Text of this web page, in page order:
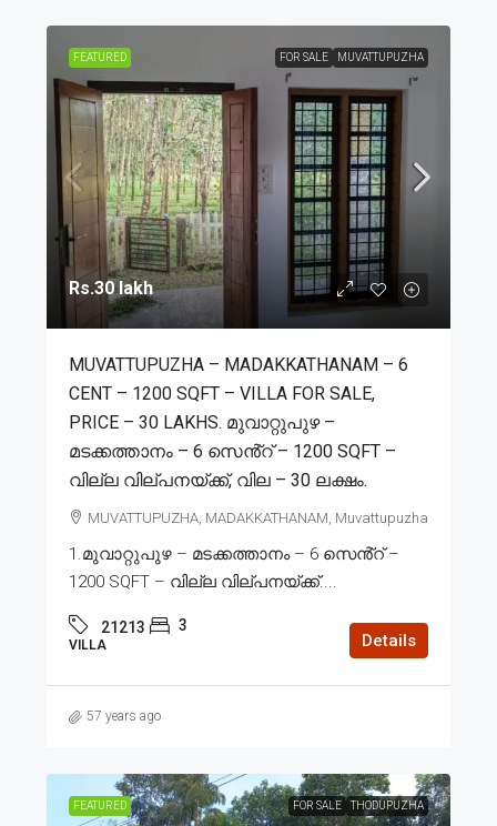
FEATURED FOR SALE MUVATTUPUZHA
Rs.30 lakh
MUVATTUPUZHA – MADAKKATHANAM – 6
CENT – 1200 SQFT – VILLA FOR SALE,
PRICE – 30 LAKHS. മുവാറ്റുപുഴ –
മടക്കത്താനം – 6 സെൻ്റ് – 1200 SQFT –
വില്ല വില്പനയ്ക്ക്, വില – 30 ലക്ഷം.
MUVATTUPUZHA, MADAKKATHANAM, Muvattupuzha
1.മുവാറ്റുപുഴ – മടക്കത്താനം – 6 സെൻ്റ് –
1200 SQFT – വില്ല വില്പനയ്ക്ക്....
21213 3
VILLA Details
57 years ago
FEATURED FOR SALE THODUPUZHA